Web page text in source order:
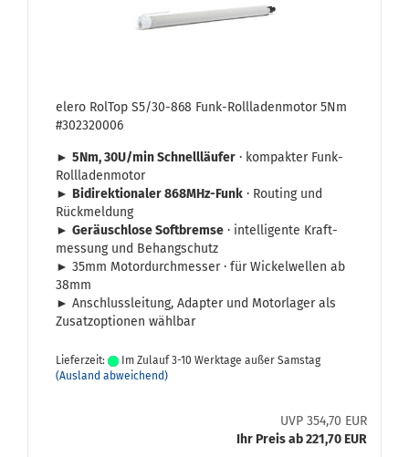
elero Rol­Top S5/30-​868 Funk-​Roll­la­den­mo­tor 5Nm
#302320006
► 5Nm, 30U/min Schnell­läu­fer · kom­pak­ter Funk-​
Rollladenmotor
► Bi­di­rek­tio­na­ler 868MHz-​Funk · Rou­ting und
Rück­mel­dung
► Ge­räusch­lo­se Soft­brem­se · in­tel­li­gen­te Kraft­
mes­sung und Be­hang­schutz
► 35mm Mo­tor­durch­mes­ser · für Wi­ckel­wel­len ab
38mm
► An­schluss­lei­tung, Ad­ap­ter und Mo­tor­la­ger als
Zu­satz­op­tio­nen wähl­bar
Lieferzeit:
Im Zulauf 3-10 Werktage außer Samstag
(Ausland abweichend)
UVP 354,70 EUR
Ihr Preis ab 221,70 EUR